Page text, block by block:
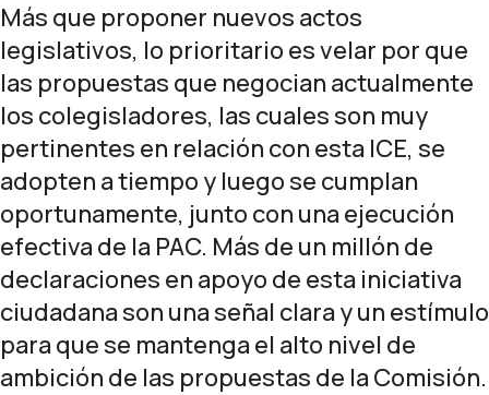
Más que proponer nuevos actos
legislativos, lo prioritario es velar por que
las propuestas que negocian actualmente
los colegisladores, las cuales son muy
pertinentes en relación con esta ICE, se
adopten a tiempo y luego se cumplan
oportunamente, junto con una ejecución
efectiva de la PAC. Más de un millón de
declaraciones en apoyo de esta iniciativa
ciudadana son una señal clara y un estímulo
para que se mantenga el alto nivel de
ambición de las propuestas de la Comisión.